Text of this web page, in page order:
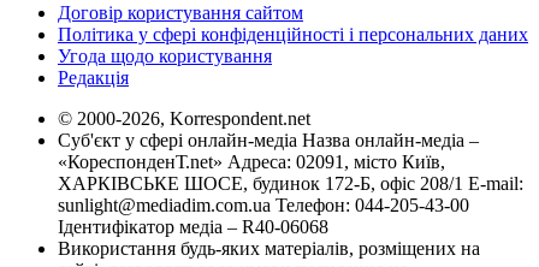
Договір користування сайтом
Політика у сфері конфіденційності і персональних даних
Угода щодо користування
Редакція
© 2000-2026, Korrespondent.net
Суб'єкт у сфері онлайн-медіа Назва онлайн-медіа –
«КореспонденТ.net» Адреса: 02091, місто Київ,
ХАРКІВСЬКЕ ШОСЕ, будинок 172-Б, офіс 208/1 E-mail:
sunlight@mediadim.com.ua Телефон: 044-205-43-00
Ідентифікатор медіа – R40-06068
Використання будь-яких матеріалів, розміщених на